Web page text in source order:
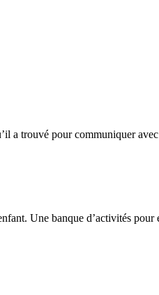
a trouvé pour communiquer
Une banque d’activités pour